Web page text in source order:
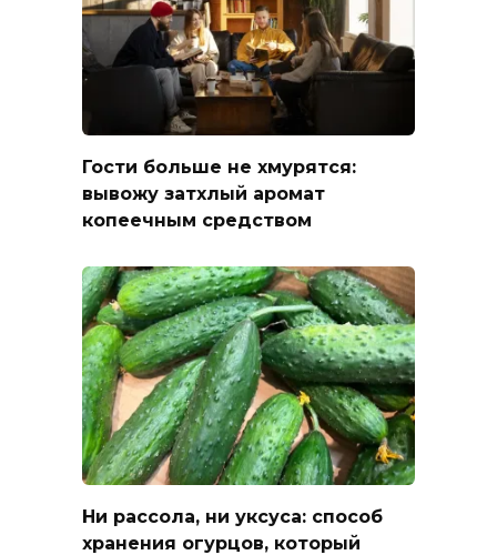
Гости больше не хмурятся:
вывожу затхлый аромат
копеечным средством
Ни рассола, ни уксуса: способ
хранения огурцов, который